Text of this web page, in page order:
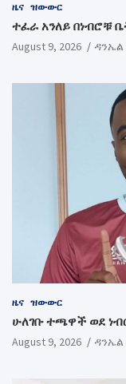
ዜና ዝውውር
ተፈራ አንለይ በነብሮቹ
August 9, 2026
ዜና ዝውውር
ሁለገቡ ተጫዋች ወደ
August 9, 2026